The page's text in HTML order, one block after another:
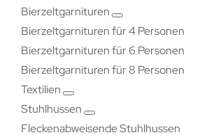
Bierzeltgarnituren
Bierzeltgarnituren für 4 Personen
Bierzeltgarnituren für 6 Personen
Bierzeltgarnituren für 8 Personen
Textilien
Stuhlhussen
Fleckenabweisende Stuhlhussen